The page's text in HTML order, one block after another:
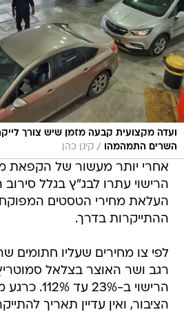
ועדה מקצועית קבעה מזמן שיש צורך
השרים התמהמהו
/ קינן כהן
אחרי יותר מעשור של הקפאת
הרישוי עתרו לבג"ץ בגלל
העלאת מחירי הטסטים
ההתייקרות בדרך.
לפי צו מחירים שעליו חתומים
רגב ושר האוצר בצלאל
הרישוי ב-
הציבור, ואין עדיין תאריך